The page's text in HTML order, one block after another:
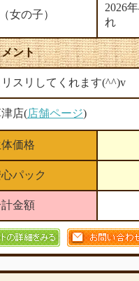
女の子）
2026
れ
ント
リスリしてくれます(^^)v
店(店舗ページ)
価格
パック
金額